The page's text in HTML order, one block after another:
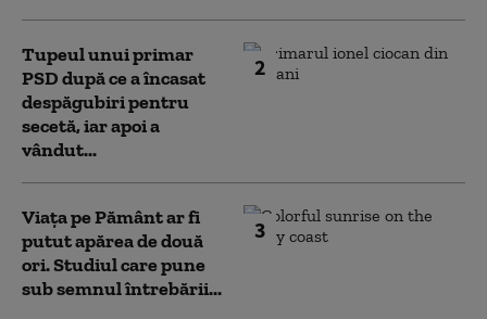
2
Tupeul unui primar
PSD după ce a încasat
despăgubiri pentru
secetă, iar apoi a
vândut...
3
Viața pe Pământ ar fi
putut apărea de două
ori. Studiul care pune
sub semnul întrebării...